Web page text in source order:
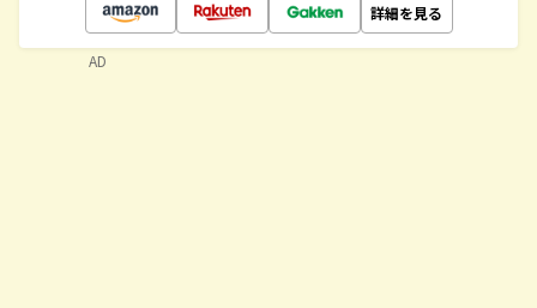
詳細を見る
AD